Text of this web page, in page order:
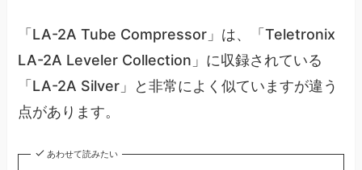
「LA-2A Tube Compressor」は、「Teletronix
LA-2A Leveler Collection」に収録されている
「LA-2A Silver」と非常によく似ていますが違う
点があります。
あわせて読みたい